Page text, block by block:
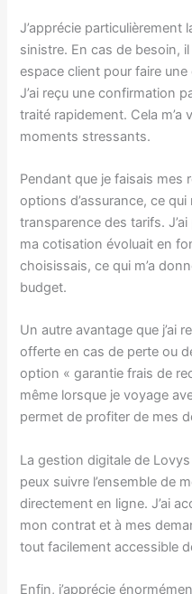
J’apprécie particulièrement
sinistre. En cas de besoin,
espace client pour faire
J’ai reçu une confirmation
traité rapidement. Cela
moments stressants.
Pendant que je faisais mes
options d’assurance, ce qui
transparence des tarifs.
ma cotisation évoluait en
choisissais, ce qui m’a
budget.
Un autre avantage que j’ai
offerte en cas de perte ou
option « garantie frais de
même lorsque je voyage
permet de profiter de mes
La gestion digitale de
peux suivre l’ensemble de
directement en ligne. J’ai
mon contrat et à mes
tout facilement accessible
Enfin, j’apprécie